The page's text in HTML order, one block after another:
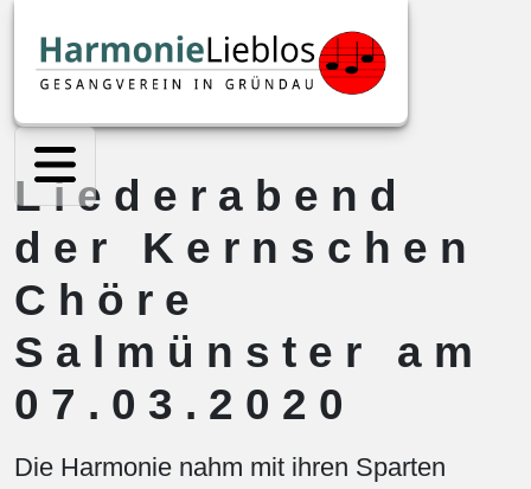
Liederabend
der Kernschen
Chöre
Salmünster am
07.03.2020
Die Harmonie nahm mit ihren Sparten